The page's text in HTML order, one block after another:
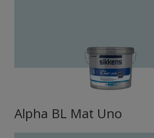
Alpha BL Mat Uno